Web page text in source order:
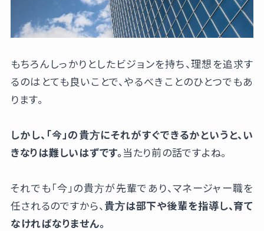
もちろんしっかりとしたビジョンを持ち、理想を追求す
るのはとても良いことで、やるべきことのひとつでもあ
ります。
しかし、「今」の貴方にそれがすぐできるかというと、い
きなりは難しいはずです。 当たり前の話ですよね。
それでも「今」の貴方が先輩であり、マネージャー職を
任されるのですから、 貴方は部下や後輩を指導し、育て
なければなりません。